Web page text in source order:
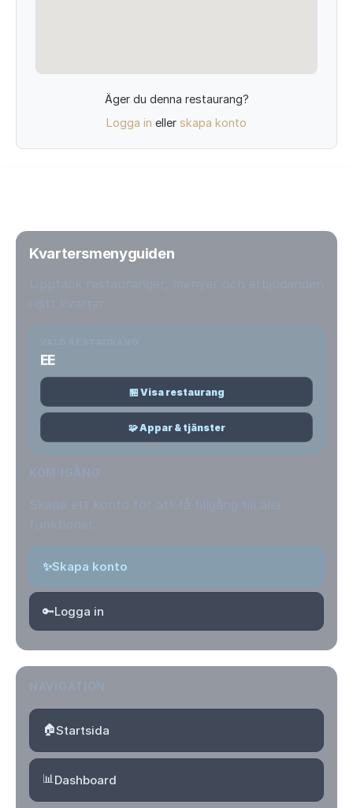
Äger du denna restaurang?
Logga in eller skapa konto
Kvartersmenyguiden
EE
🏪 Visa restaurang
🧩 Appar & tjänster
✨Skapa konto
🔑Logga in
🏠Startsida
📊Dashboard